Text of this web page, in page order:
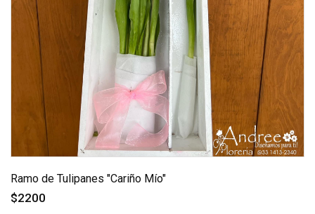
Ramo de Tulipanes "Cariño Mío"
$2200